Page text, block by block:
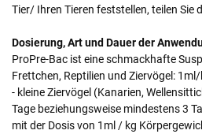
Tier/ Ihren Tieren feststellen, teilen Sie
Dosierung, Art und Dauer der
ProPre-Bac ist eine schmackhafte
Frettchen, Reptilien und Ziervögel:
- kleine Ziervögel (Kanarien,
Tage beziehungsweise mindestens 3
mit der Dosis von 1ml / kg